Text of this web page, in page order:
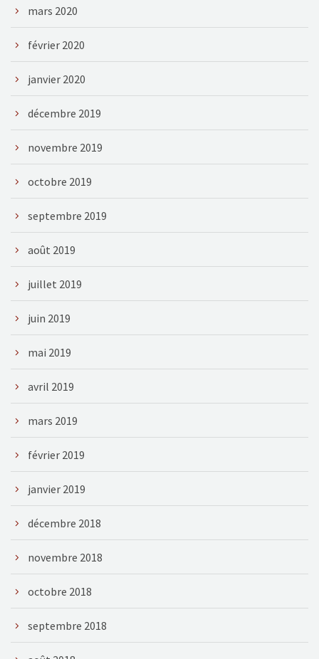
mars 2020
février 2020
janvier 2020
décembre 2019
novembre 2019
octobre 2019
septembre 2019
août 2019
juillet 2019
juin 2019
mai 2019
avril 2019
mars 2019
février 2019
janvier 2019
décembre 2018
novembre 2018
octobre 2018
septembre 2018